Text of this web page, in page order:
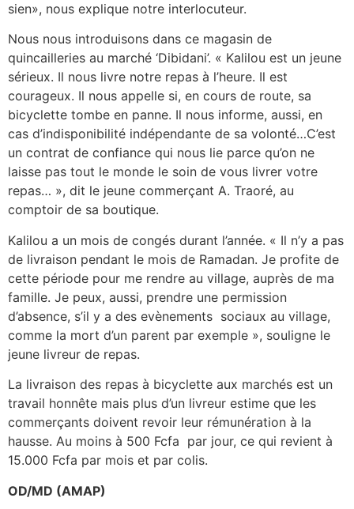
sien», nous explique notre interlocuteur.
Nous nous introduisons dans ce magasin de
quincailleries au marché ‘Dibidani’. « Kalilou est un jeune
sérieux. Il nous livre notre repas à l’heure. Il est
courageux. Il nous appelle si, en cours de route, sa
bicyclette tombe en panne. Il nous informe, aussi, en
cas d’indisponibilité indépendante de sa volonté…C’est
un contrat de confiance qui nous lie parce qu’on ne
laisse pas tout le monde le soin de vous livrer votre
repas… », dit le jeune commerçant A. Traoré, au
comptoir de sa boutique.
Kalilou a un mois de congés durant l’année. « Il n’y a pas
de livraison pendant le mois de Ramadan. Je profite de
cette période pour me rendre au village, auprès de ma
famille. Je peux, aussi, prendre une permission
d’absence, s’il y a des evènements sociaux au village,
comme la mort d’un parent par exemple », souligne le
jeune livreur de repas.
La livraison des repas à bicyclette aux marchés est un
travail honnête mais plus d’un livreur estime que les
commerçants doivent revoir leur rémunération à la
hausse. Au moins à 500 Fcfa par jour, ce qui revient à
15.000 Fcfa par mois et par colis.
OD/MD (AMAP)